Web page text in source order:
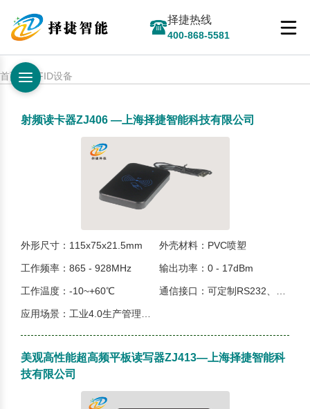
择捷热线
400-868-5581
首页 > RFID设备
射频读卡器ZJ406 —上海择捷智能科技有限公司
外形尺寸：115x75x21.5mm 外壳材料：PVC喷塑
工作频率：865 - 928MHz 输出功率：0 - 17dBm
工作温度：-10~+60℃
美观高性能超高频平板读写器ZJ413—上海择捷智能科
技有限公司